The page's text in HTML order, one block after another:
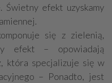
Świetny efekt uzyskamy
się z zielenią,
efekt – opowiadają
która specjalizuje się w
– Ponadto, jest